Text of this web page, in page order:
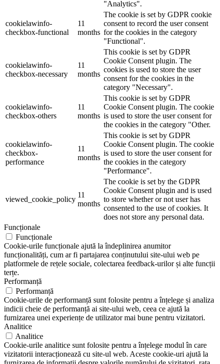
"Analytics".
cookielawinfo-
checkbox-functional
11
months
The cookie is set by GDPR cookie
consent to record the user consent
for the cookies in the category
"Functional".
cookielawinfo-
checkbox-necessary
11
months
This cookie is set by GDPR
Cookie Consent plugin. The
cookies is used to store the user
consent for the cookies in the
category "Necessary".
cookielawinfo-
checkbox-others
11
months
This cookie is set by GDPR
Cookie Consent plugin. The cookie
is used to store the user consent for
the cookies in the category "Other.
cookielawinfo-
checkbox-
performance
11
months
This cookie is set by GDPR
Cookie Consent plugin. The cookie
is used to store the user consent for
the cookies in the category
"Performance".
viewed_cookie_policy
11
months
The cookie is set by the GDPR
Cookie Consent plugin and is used
to store whether or not user has
consented to the use of cookies. It
does not store any personal data.
Funcționale
Funcționale
Cookie-urile funcționale ajută la îndeplinirea anumitor
funcționalități, cum ar fi partajarea conținutului site-ului web pe
platformele de rețele sociale, colectarea feedback-urilor și alte funcții
terțe.
Performanță
Performanță
Cookie-urile de performanță sunt folosite pentru a înțelege și analiza
indicii cheie de performanță ai site-ului web, ceea ce ajută la
furnizarea unei experiențe de utilizator mai bune pentru vizitatori.
Analitice
Analitice
Cookie-urile analitice sunt folosite pentru a înțelege modul în care
vizitatorii interacționează cu site-ul web. Aceste cookie-uri ajută la